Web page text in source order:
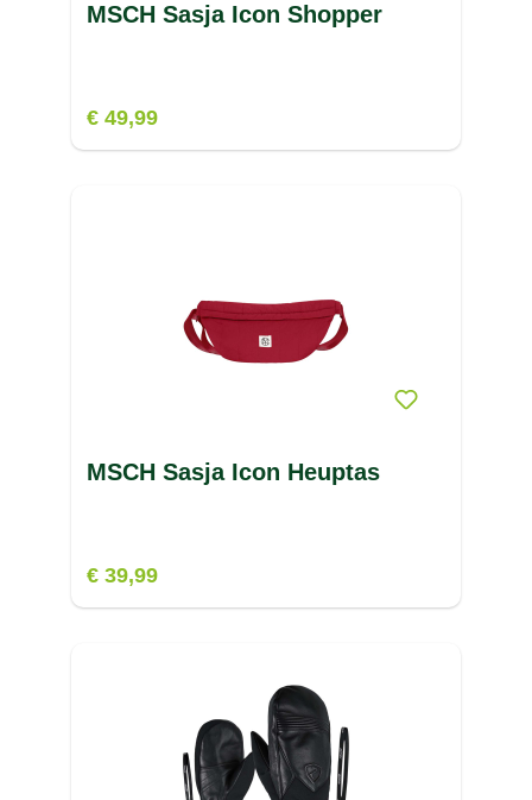
MSCH Sasja Icon Shopper
€ 49,99
MSCH Sasja Icon Heuptas
€ 39,99